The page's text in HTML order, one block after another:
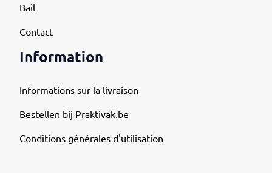
Bail
Contact
Information
Informations sur la livraison
Bestellen bij Praktivak.be
Conditions générales d'utilisation